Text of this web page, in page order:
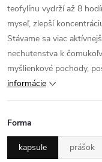
teofylínu vydrží až 8
myseľ, zlepší
Stávame sa viac
nechutenstva k
myšlienkové pochody,
informácie
Forma
kapsule prášok